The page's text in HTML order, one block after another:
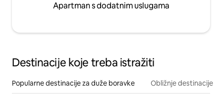
Apartman s dodatnim uslugama
Destinacije koje treba istražiti
Popularne destinacije za duže boravke Obližnje destinacije